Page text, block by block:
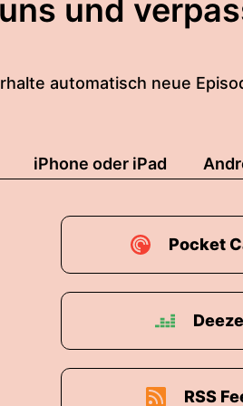
und
automatisch neue
iPhone oder iPad
Pocket
RSS